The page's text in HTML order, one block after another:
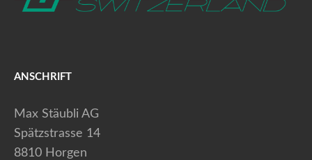
ANSCHRIFT
Max Stäubli AG
Spätzstrasse 14
8810 Horgen